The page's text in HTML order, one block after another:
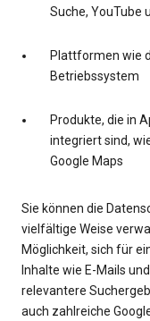
Suche, YouTube
Plattformen wie
Betriebssystem
Produkte, die in
integriert sind,
Google Maps
Sie können die
vielfältige Weise
Möglichkeit, sich für
Inhalte wie E-Mails
relevantere
auch zahlreiche